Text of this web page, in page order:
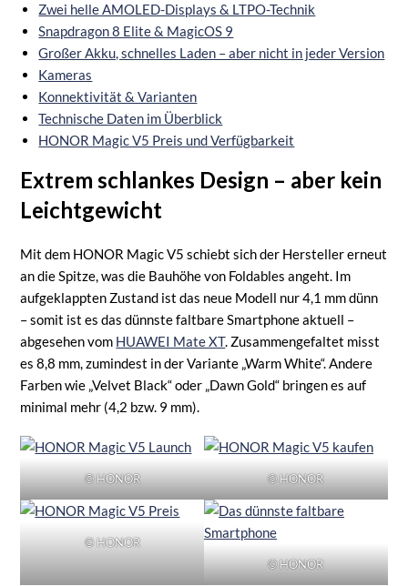
Zwei helle AMOLED-Displays & LTPO-Technik
Snapdragon 8 Elite & MagicOS 9
Großer Akku, schnelles Laden – aber nicht in jeder Version
Kameras
Konnektivität & Varianten
Technische Daten im Überblick
HONOR Magic V5 Preis und Verfügbarkeit
Extrem schlankes Design – aber kein
Leichtgewicht
Mit dem HONOR Magic V5 schiebt sich der Hersteller erneut
an die Spitze, was die Bauhöhe von Foldables angeht. Im
aufgeklappten Zustand ist das neue Modell nur 4,1 mm dünn
– somit ist es das dünnste faltbare Smartphone aktuell –
abgesehen vom HUAWEI Mate XT. Zusammengefaltet misst
es 8,8 mm, zumindest in der Variante „Warm White“. Andere
Farben wie „Velvet Black“ oder „Dawn Gold“ bringen es auf
minimal mehr (4,2 bzw. 9 mm).
© HONOR © HONOR
© HONOR
© HONOR